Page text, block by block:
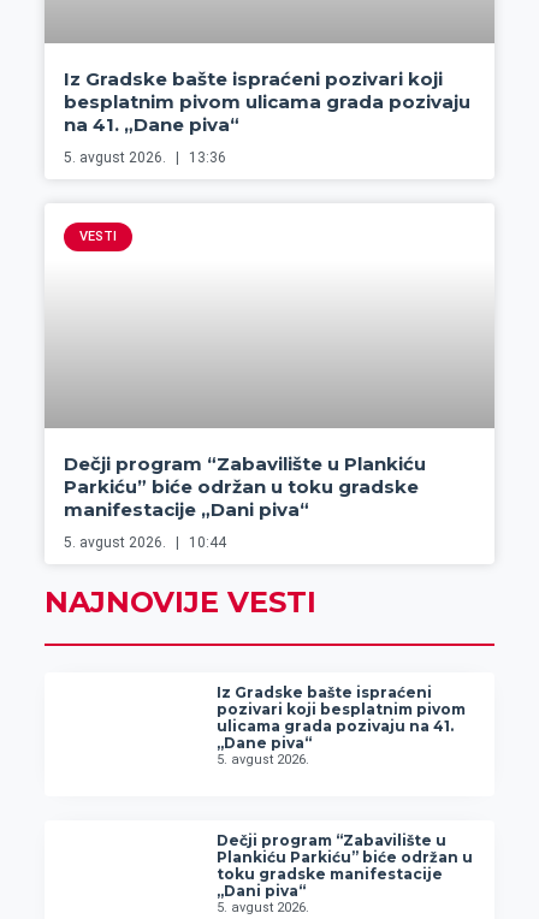
Iz Gradske bašte ispraćeni pozivari koji
besplatnim pivom ulicama grada pozivaju
na 41. „Dane piva“
5. avgust 2026. 13:36
VESTI
Dečji program “Zabavilište u Plankiću
Parkiću” biće održan u toku gradske
manifestacije „Dani piva“
5. avgust 2026. 10:44
NAJNOVIJE VESTI
Iz Gradske bašte ispraćeni
pozivari koji besplatnim pivom
ulicama grada pozivaju na 41.
„Dane piva“
5. avgust 2026.
Dečji program “Zabavilište u
Plankiću Parkiću” biće održan u
toku gradske manifestacije
„Dani piva“
5. avgust 2026.